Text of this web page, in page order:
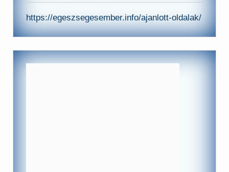
https://egeszsegesember.info/ajanlott-oldalak/